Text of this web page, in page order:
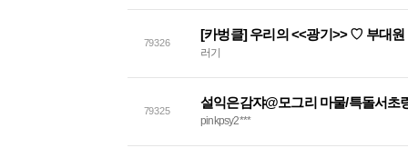
79326
[카벙클] 우리의 <<광기>> ♡ 부대
러기
79325
설익은감쟈@모그리 마물/특돌서초
pinkpsy2***